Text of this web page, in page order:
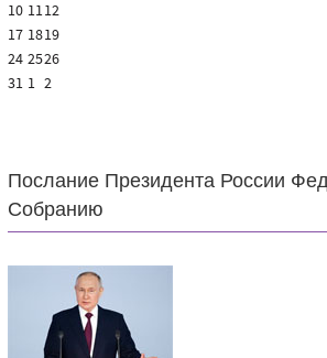
10 1112
17 1819
24 2526
31 1 2
Послание Президента России
Собранию